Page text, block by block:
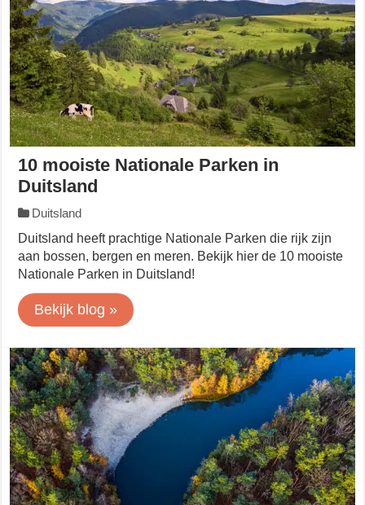
10 mooiste Nationale Parken in
Duitsland
Duitsland
Duitsland heeft prachtige Nationale Parken die rijk zijn
aan bossen, bergen en meren. Bekijk hier de 10 mooiste
Nationale Parken in Duitsland!
Bekijk blog »